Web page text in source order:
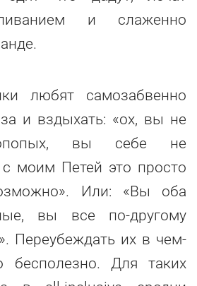
и слаженно
любят самозабвенно
и вздыхать: «ох, вы не
вы себе не
с моим Петей это просто
Или: «Вы оба
вы все по-другому
Переубеждать их в чем-
бесполезно. Для таких